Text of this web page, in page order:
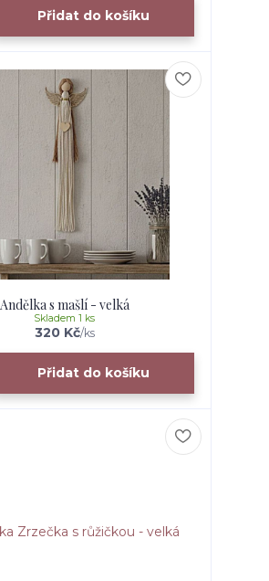
Přidat do košíku
Andělka s mašlí - velká
320 Kč/ks
Skladem 1 ks
Přidat do košíku